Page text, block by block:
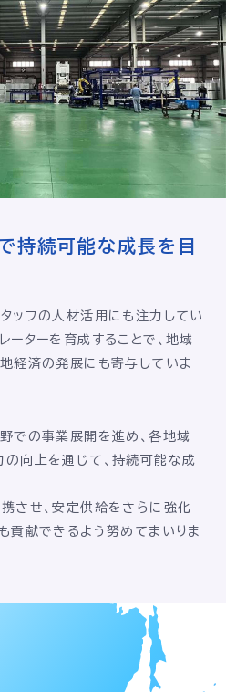
持続可能な成長を目
ッフの人材活用にも注力してい
ーターを育成することで、地域
経済の発展にも寄与していま
での事業展開を進め、各地域
向上を通じて、持続可能な成
させ、安定供給をさらに強化
貢献できるよう努めてまいりま